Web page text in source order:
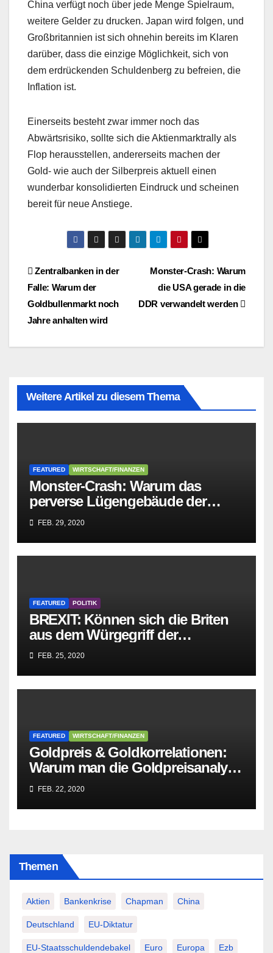
China verfügt noch über jede Menge Spielraum,
weitere Gelder zu drucken. Japan wird folgen, und
Großbritannien ist sich ohnehin bereits im Klaren
darüber, dass die einzige Möglichkeit, sich von
dem erdrückenden Schuldenberg zu befreien, die
Inflation ist.
Einerseits besteht zwar immer noch das
Abwärtsrisiko, sollte sich die Aktienmarktrally als
Flop herausstellen, andererseits machen der
Gold- wie auch der Silberpreis aktuell einen
wunderbar konsolidierten Eindruck und scheinen
bereit für neue Anstiege.
BeitragsnavigationMonster-Crash: Warum
die USA gerade in die
DDR verwandelt werden
Zentralbanken in der
Falle: Warum der
Goldbullenmarkt noch
Jahre anhalten wird
Weitere Artikel zu diesem Thema
FEATURED WIRTSCHAFT/FINANZEN
Monster-Crash: Warum das
perverse Lügengebäude der
Sozialisten in sich
zusammenbricht!
FEB. 29, 2020
FEATURED POLITIK
BREXIT: Können sich die Briten
aus dem Würgegriff der
parasitären EU-Mafia befreien?
FEB. 25, 2020
FEATURED WIRTSCHAFT/FINANZEN
Goldpreis & Goldkorrelationen:
Warum man die Goldpreisanalyse
besser Profis überlässt!
FEB. 22, 2020
Themen
Aktien Bankenkrise Chapman China
Deutschland EU-Diktatur
EU-Staatsschuldendebakel Euro Europa Ezb